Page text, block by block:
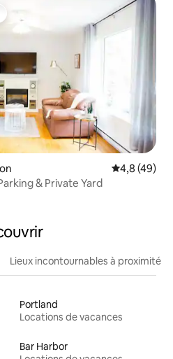
Évaluation
4,8 (49)
& Private Yard
Lieux incontournables à proximité
Portland
Locations de vacances
Bar Harbor